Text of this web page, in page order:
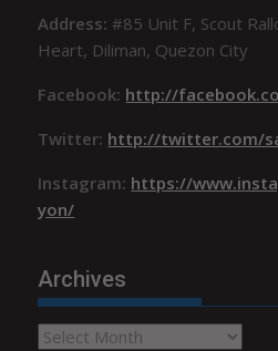
Address:#85 Unit F, Scout
Heart, Diliman, Quezon City
Facebook: http://
Twitter: http://twitter.com/
Instagram: https://
yon/
Archives
Archives